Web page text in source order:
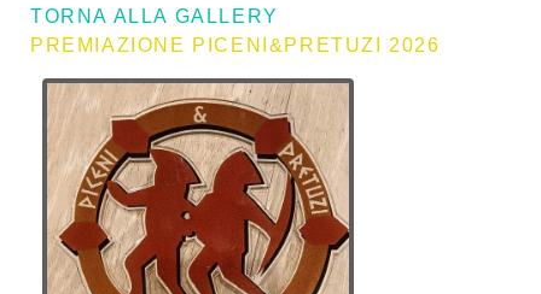
TORNA ALLA GALLERY
PREMIAZIONE PICENI&PRETUZI 2026